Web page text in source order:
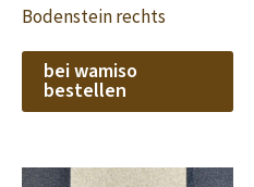
Bodenstein rechts
bei wamiso
bestellen